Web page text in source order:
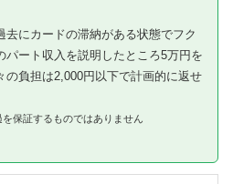
去にカードの滞納がある状態でフク
パート収入を説明したところ5万円を
の負担は2,000円以下で計画的に返せ
保証するものではありません